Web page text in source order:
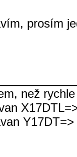
prosím
než
Y17DT=>